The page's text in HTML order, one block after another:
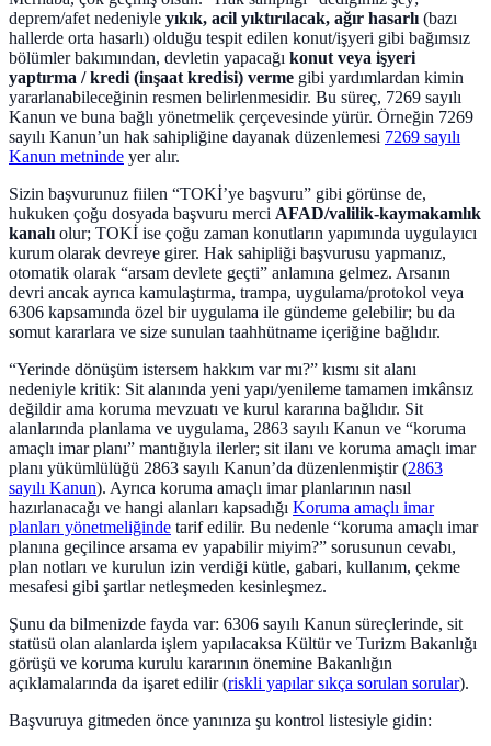
deprem/afet nedeniyle yıkık, acil yıktırılacak, ağır hasarlı (bazı
hallerde orta hasarlı) olduğu tespit edilen konut/işyeri gibi bağımsız
bölümler bakımından, devletin yapacağı konut veya işyeri
yaptırma / kredi (inşaat kredisi) verme gibi yardımlardan kimin
yararlanabileceğinin resmen belirlenmesidir. Bu süreç, 7269 sayılı
Kanun ve buna bağlı yönetmelik çerçevesinde yürür. Örneğin 7269
sayılı Kanun’un hak sahipliğine dayanak düzenlemesi 7269 sayılı
Kanun metninde yer alır.
Sizin başvurunuz fiilen “TOKİ’ye başvuru” gibi görünse de,
hukuken çoğu dosyada başvuru merci AFAD/valilik-kaymakamlık
kanalı olur; TOKİ ise çoğu zaman konutların yapımında uygulayıcı
kurum olarak devreye girer. Hak sahipliği başvurusu yapmanız,
otomatik olarak “arsam devlete geçti” anlamına gelmez. Arsanın
devri ancak ayrıca kamulaştırma, trampa, uygulama/protokol veya
6306 kapsamında özel bir uygulama ile gündeme gelebilir; bu da
somut kararlara ve size sunulan taahhütname içeriğine bağlıdır.
“Yerinde dönüşüm istersem hakkım var mı?” kısmı sit alanı
nedeniyle kritik: Sit alanında yeni yapı/yenileme tamamen imkânsız
değildir ama koruma mevzuatı ve kurul kararına bağlıdır. Sit
alanlarında planlama ve uygulama, 2863 sayılı Kanun ve “koruma
amaçlı imar planı” mantığıyla ilerler; sit ilanı ve koruma amaçlı imar
planı yükümlülüğü 2863 sayılı Kanun’da düzenlenmiştir (2863
sayılı Kanun). Ayrıca koruma amaçlı imar planlarının nasıl
hazırlanacağı ve hangi alanları kapsadığı Koruma amaçlı imar
planları yönetmeliğinde tarif edilir. Bu nedenle “koruma amaçlı imar
planına geçilince arsama ev yapabilir miyim?” sorusunun cevabı,
plan notları ve kurulun izin verdiği kütle, gabari, kullanım, çekme
mesafesi gibi şartlar netleşmeden kesinleşmez.
Şunu da bilmenizde fayda var: 6306 sayılı Kanun süreçlerinde, sit
statüsü olan alanlarda işlem yapılacaksa Kültür ve Turizm Bakanlığı
görüşü ve koruma kurulu kararının önemine Bakanlığın
açıklamalarında da işaret edilir (riskli yapılar sıkça sorulan sorular).
Başvuruya gitmeden önce yanınıza şu kontrol listesiyle gidin: